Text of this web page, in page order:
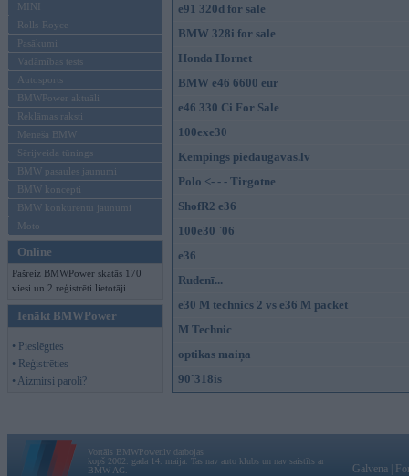
MINI
Rolls-Royce
Pasākumi
Vadāmības tests
Autosports
BMWPower aktuāli
Reklāmas raksti
Mēneša BMW
Sērijveida tūnings
BMW pasaules jaunumi
BMW koncepti
BMW konkurentu jaunumi
Moto
Online
Pašreiz BMWPower skatās 170
viesi un 2 reģistrēti lietotāji.
Ienākt BMWPower
• Pieslēgties
• Reģistrēties
• Aizmirsi paroli?
e91 320d for sale
BMW 328i for sale
Honda Hornet
BMW e46 6600 eur
e46 330 Ci For Sale
100exe30
Kempings piedaugavas.lv
Polo <- - - Tirgotne
ShofR2 e36
100e30 `06
e36
Rudenī...
e30 M technics 2 vs e36 M packet
M Technic
optikas maiņa
90`318is
Vortāls BMWPower.lv darbojas
kopš 2002. gada 14. maija. Tas nav auto klubs un nav saistīts ar
BMW AG.
Galvena